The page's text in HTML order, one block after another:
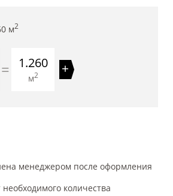
м2
= 1.260
м2 +
менеджером после оформления
количества